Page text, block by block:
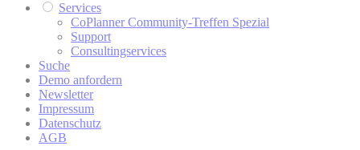
Services
CoPlanner Community-Treffen Spezial
Support
Consultingservices
Suche
Demo anfordern
Newsletter
Impressum
Datenschutz
AGB